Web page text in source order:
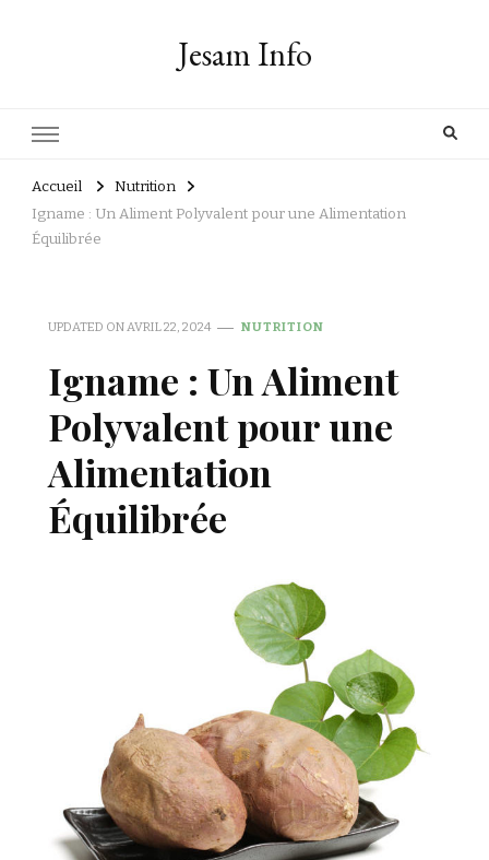
Jesam Info
Accueil
Nutrition
Igname : Un Aliment Polyvalent pour une Alimentation
Équilibrée
UPDATED ONAVRIL 22, 2024 NUTRITION
Igname : Un Aliment
Polyvalent pour une
Alimentation
Équilibrée